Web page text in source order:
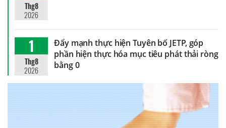
Thg8
2026
1
Thg8
2026
Đẩy mạnh thực hiện Tuyên bố JETP, góp
phần hiện thực hóa mục tiêu phát thải ròng
bằng 0